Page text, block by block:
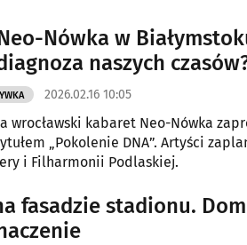
Nówka w
naszych
2026.02.16 10:05
wrocławski kabaret Neo-Nówka
„Pokolenie DNA”. Artyści
i Filharmonii Podlaskiej.
fasadzie stadionu.